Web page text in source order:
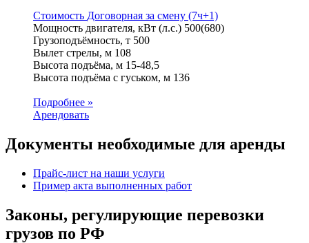
Стоимость Договорная за смену (7ч+1)
Мощность двигателя, кВт (л.с.) 500(680)
Грузоподъёмность, т 500
Вылет стрелы, м 108
Высота подъёма, м 15-48,5
Высота подъёма с гуськом, м 136
Подробнее »
Арендовать
Документы необходимые для аренды
Прайс-лист на наши услуги
Пример акта выполненных работ
Законы, регулирующие перевозки
грузов по РФ